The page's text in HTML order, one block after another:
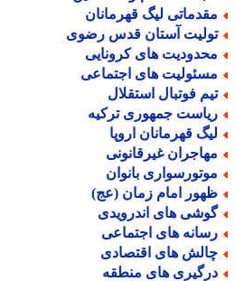
لیگ قهرمانان
آستان قدس رضوی
های کرونایی
های اجتماعی
فوتبال استقلال
جمهوری ترکیه
قهرمانان اروپا
غیرقانونی
بانوان
امام زمان (عج)
های اندرویدی
های اجتماعی
های اقتصادی
های منطقه